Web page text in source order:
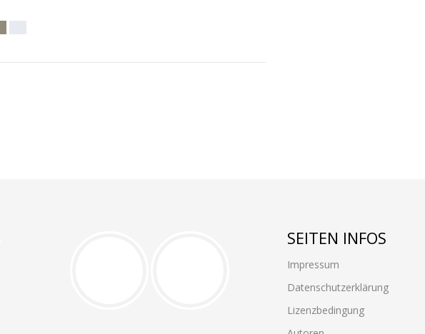
SEITEN INFOS
Impressum
Datenschutzerklärung
Lizenzbedingung